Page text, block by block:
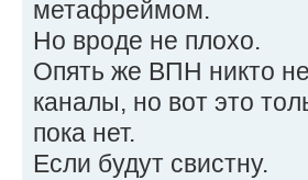
метафреймом.
Но вроде не плохо.
Опять же ВПН никто
каналы, но вот это
пока нет.
Если будут свистну.